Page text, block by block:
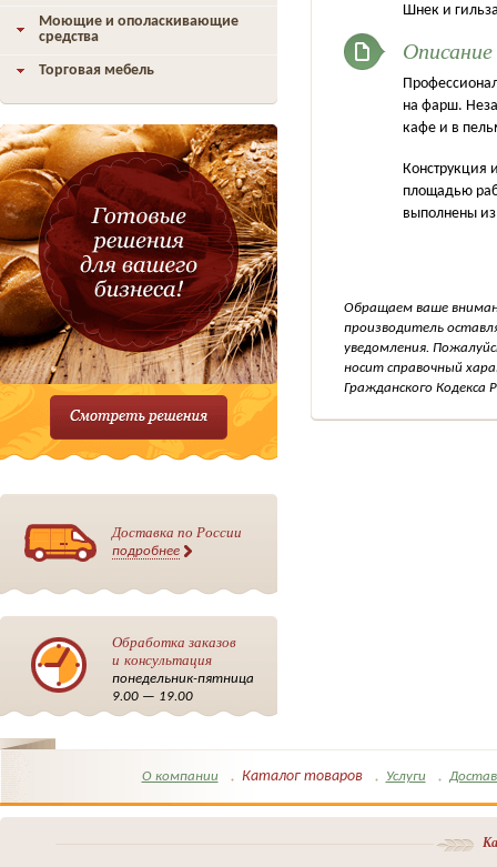
Шнек и
Описание
на фарш.
кафе и в
Конструкция
площадью
выполнены
Обращаем ваше
производитель
уведомления.
носит справочный
Гражданского Кодекса
Моющие и ополаскивающие
средства
Торговая мебель
Доставка по России
подробнее
Обработка заказов
и консультация
понедельник-пятница
9.00 — 19.00
О компании Каталог товаров Услуги